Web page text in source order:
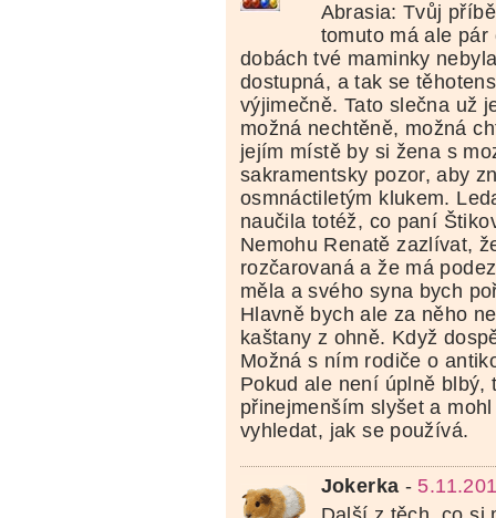
Abrasia: Tvůj
tomuto má ale
dobách tvé maminky
dostupná, a tak se
výjimečně. Tato slečna už
možná nechtěně, možná
jejím místě by si žena s
sakramentsky pozor, aby
osmnáctiletým klukem.
naučila totéž, co paní
Nemohu Renatě zazlívat,
rozčarovaná a že má
měla a svého syna bych
Hlavně bych ale za něho
kaštany z ohně. Když
Možná s ním rodiče o
Pokud ale není úplně blbý,
přinejmenším slyšet a
vyhledat, jak se používá.
Jokerka -